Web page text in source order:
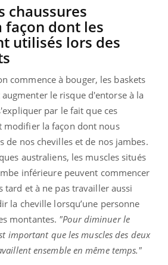
chaussures
dont les
utilisés lors des
commence à bouger, les baskets
le risque d'entorse à la
par le fait que ces
modifier la façon dont nous
de nos chevilles et de nos jambes.
australiens, les muscles situés
inférieure peuvent commencer
tard et à ne pas travailler aussi
la cheville lorsqu’une personne
montantes. "Pour diminuer le
important que les muscles des deux
ensemble en même temps."